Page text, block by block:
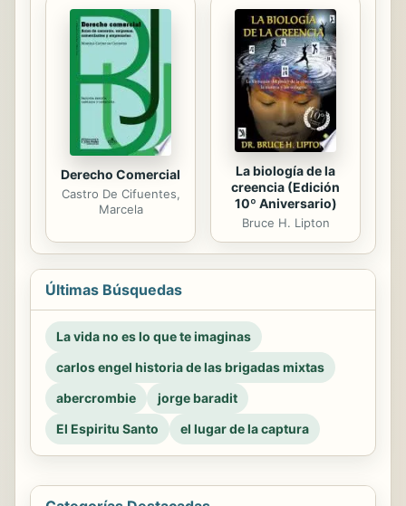
Derecho Comercial
Castro De Cifuentes,
Marcela
La biología de la
creencia (Edición
10º Aniversario)
Bruce H. Lipton
Últimas Búsquedas
La vida no es lo que te imaginas
carlos engel historia de las brigadas mixtas
abercrombie
jorge baradit
El Espiritu Santo
el lugar de la captura